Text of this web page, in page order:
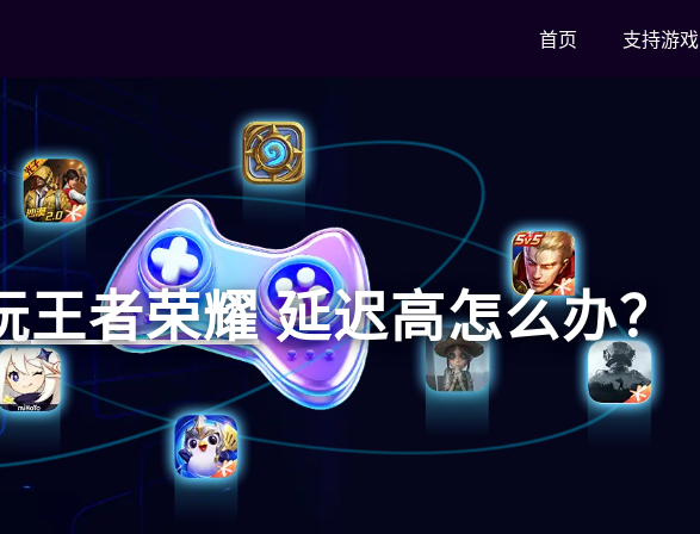
首页 支持游戏
王者荣耀 延迟高怎么办？